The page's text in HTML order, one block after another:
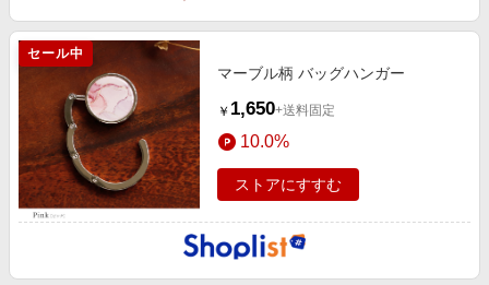
セール中
マーブル柄 バッグハンガー
￥ 1,650+送料固定
10.0%
ストアにすすむ